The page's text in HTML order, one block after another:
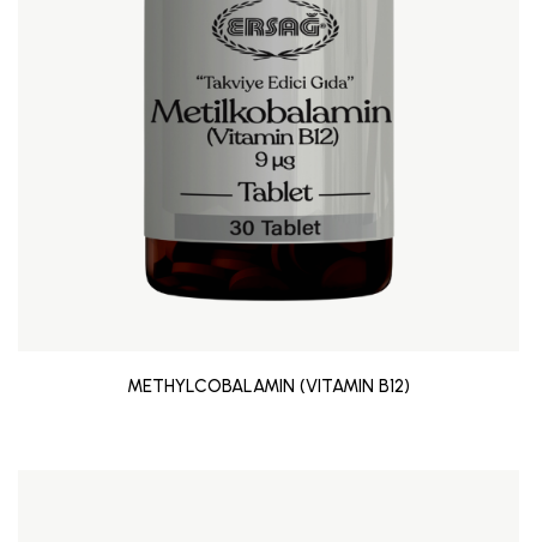
METHYLCOBALAMIN (VITAMIN B12)